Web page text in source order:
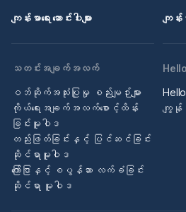
ကျန်းမာရေး ဆောင်းပါးများ ကျန်း
သတင်းအချက်အလက်
ဝဘ်ဆိုက်အသုံးပြုမှု စည်းမျဉ်းများ
ကိုယ်ရေးအချက်အလက်စောင့်ထိန်း
ခြင်းမူဝါဒ
တည်းဖြတ်ခြင်းနှင့် ပြင်ဆင်ခြင်း
ဆိုင်ရာမူဝါဒ
ကြော်ငြာနှင့် စပွန်ဆာ လက်ခံခြင်း
ဆိုင်ရာ မူဝါဒ
Hello
ကျွန်ု